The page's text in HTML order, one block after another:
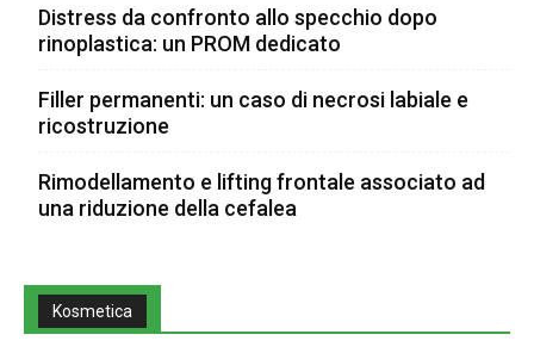
Distress da confronto allo specchio dopo
rinoplastica: un PROM dedicato
Filler permanenti: un caso di necrosi labiale e
ricostruzione
Rimodellamento e lifting frontale associato ad
una riduzione della cefalea
Kosmetica